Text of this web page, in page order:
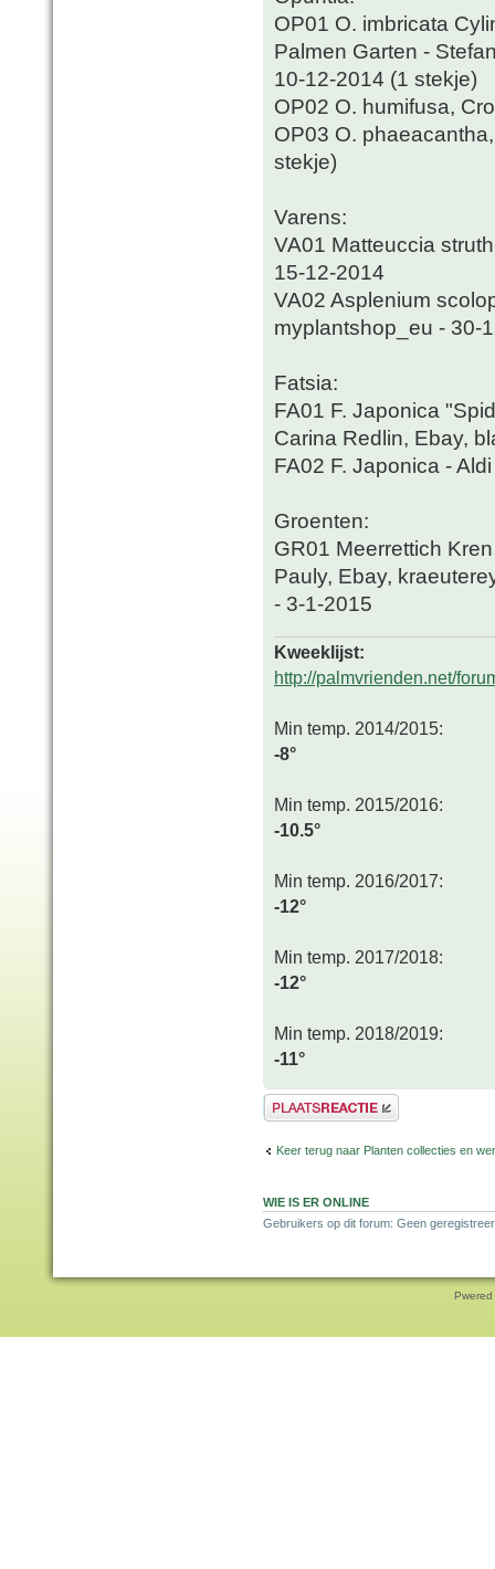
OP01 O. imbricata
Palmen Garten -
10-12-2014 (1 stekje)
OP02 O. humifusa,
OP03 O.
stekje)
Varens:
VA01 Matteuccia
15-12-2014
VA02 Asplenium
myplantshop_eu - 30-
Fatsia:
FA01 F. Japonica
Carina Redlin, Ebay,
FA02 F. Japonica -
Groenten:
GR01 Meerrettich
Pauly, Ebay,
- 3-1-2015
Kweeklijst:
http://palmvrienden.net/
Min temp. 2014/2015:
-8°
Min temp. 2015/2016:
-10.5°
Min temp. 2016/2017:
-12°
Min temp. 2017/2018:
-12°
Min temp. 2018/2019:
-11°
Plaats een reactie
Keer terug naar Planten collecties en
WIE IS ER ONLINE
Gebruikers op dit forum: Geen